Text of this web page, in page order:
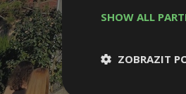
SHOW ALL
ZOBRAZIT